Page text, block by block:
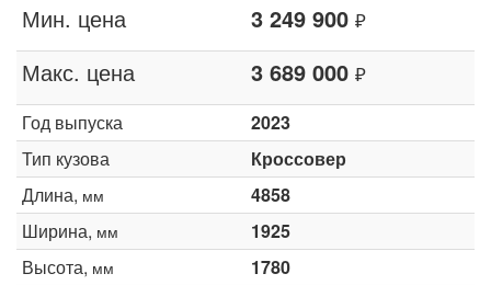
Мин. цена 3 249 900 ₽
Макс. цена 3 689 000 ₽
Год выпуска
2023
Тип кузова
Кроссовер
Длина, мм
4858
Ширина, мм
1925
Высота, мм
1780